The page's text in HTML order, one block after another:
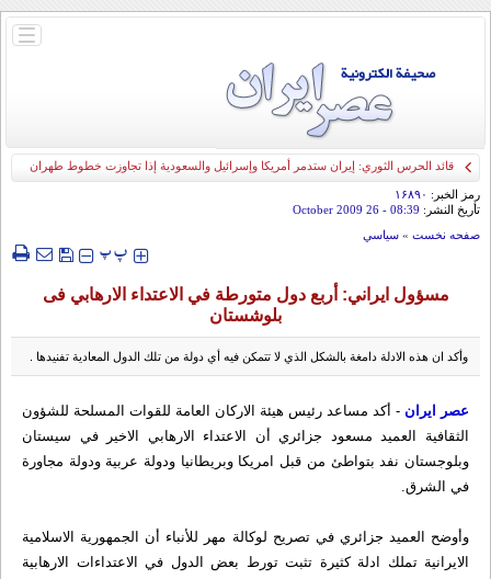
باز
قائد الحرس الثوري: إيران ستدمر أمريكا وإسرائيل والسعودية إذا تجاوزت خطوط طهران
الحمراء
رمز الخبر: ۱۶۸۹۰
تأريخ النشر: 08:39
- 26 October 2009
صفحه نخست » سياسي
‍‍‍ پپ
مسؤول ايراني: أربع دول متورطة في الاعتداء الارهابي فی
بلوشستان
وأكد ان هذه الادلة دامغة بالشكل الذي لا تتمكن فيه أي دولة من تلك الدول المعادية تفنيدها .
عصر ايران - أكد مساعد رئيس هيئة الاركان العامة للقوات المسلحة للشؤون
الثقافية العميد مسعود جزائري أن الاعتداء الارهابي الاخير في سيستان
وبلوجستان نفد بتواطئ من قبل امريكا وبريطانيا ودولة عربية ودولة مجاورة
في الشرق.
وأوضح العميد جزائري في تصريح لوكالة مهر للأنباء أن الجمهورية الاسلامية
الايرانية تملك ادلة كثيرة تثبت تورط بعض الدول في الاعتداءات الارهابية